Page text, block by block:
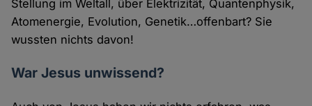
Stellung im Weltall, über Elektrizität, Quantenphysik,
Atomenergie, Evolution, Genetik…offenbart? Sie
wussten nichts davon!
War Jesus unwissend?